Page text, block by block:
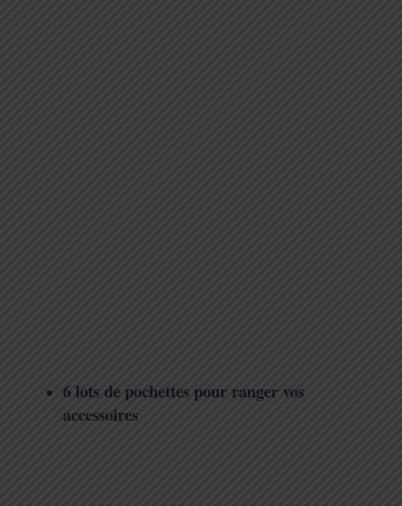
6 lots de pochettes pour ranger vos
accessoires